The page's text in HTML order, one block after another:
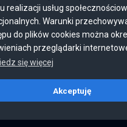
realizacji usług
Warunki
do plików cookies można
przeglądarki
się więcej
Akceptuję
ogłoszenie
konta
- 2026
v2.8.4